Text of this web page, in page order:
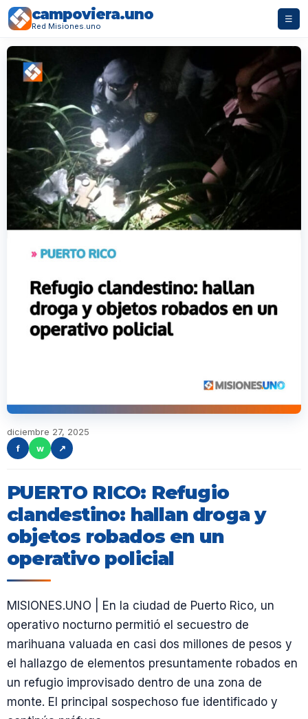
campoviera.uno
Red Misiones.uno
☰
diciembre 27, 2025
f
w ↗
PUERTO RICO: Refugio
clandestino: hallan droga y
objetos robados en un
operativo policial
MISIONES.UNO | En la ciudad de Puerto Rico, un
operativo nocturno permitió el secuestro de
marihuana valuada en casi dos millones de pesos y
el hallazgo de elementos presuntamente robados en
un refugio improvisado dentro de una zona de
monte. El principal sospechoso fue identificado y